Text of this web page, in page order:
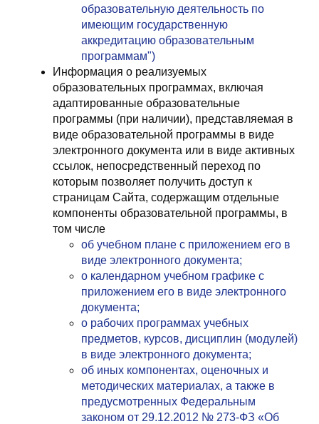
образовательную деятельность по
имеющим государственную
аккредитацию образовательным
программам")
Информация о реализуемых
образовательных программах, включая
адаптированные образовательные
программы (при наличии), представляемая в
виде образовательной программы в виде
электронного документа или в виде активных
ссылок, непосредственный переход по
которым позволяет получить доступ к
страницам Сайта, содержащим отдельные
компоненты образовательной программы, в
том числе
об учебном плане с приложением его в
виде электронного документа;
о календарном учебном графике с
приложением его в виде электронного
документа;
о рабочих программах учебных
предметов, курсов, дисциплин (модулей)
в виде электронного документа;
об иных компонентах, оценочных и
методических материалах, а также в
предусмотренных Федеральным
законом от 29.12.2012 № 273-ФЗ «Об